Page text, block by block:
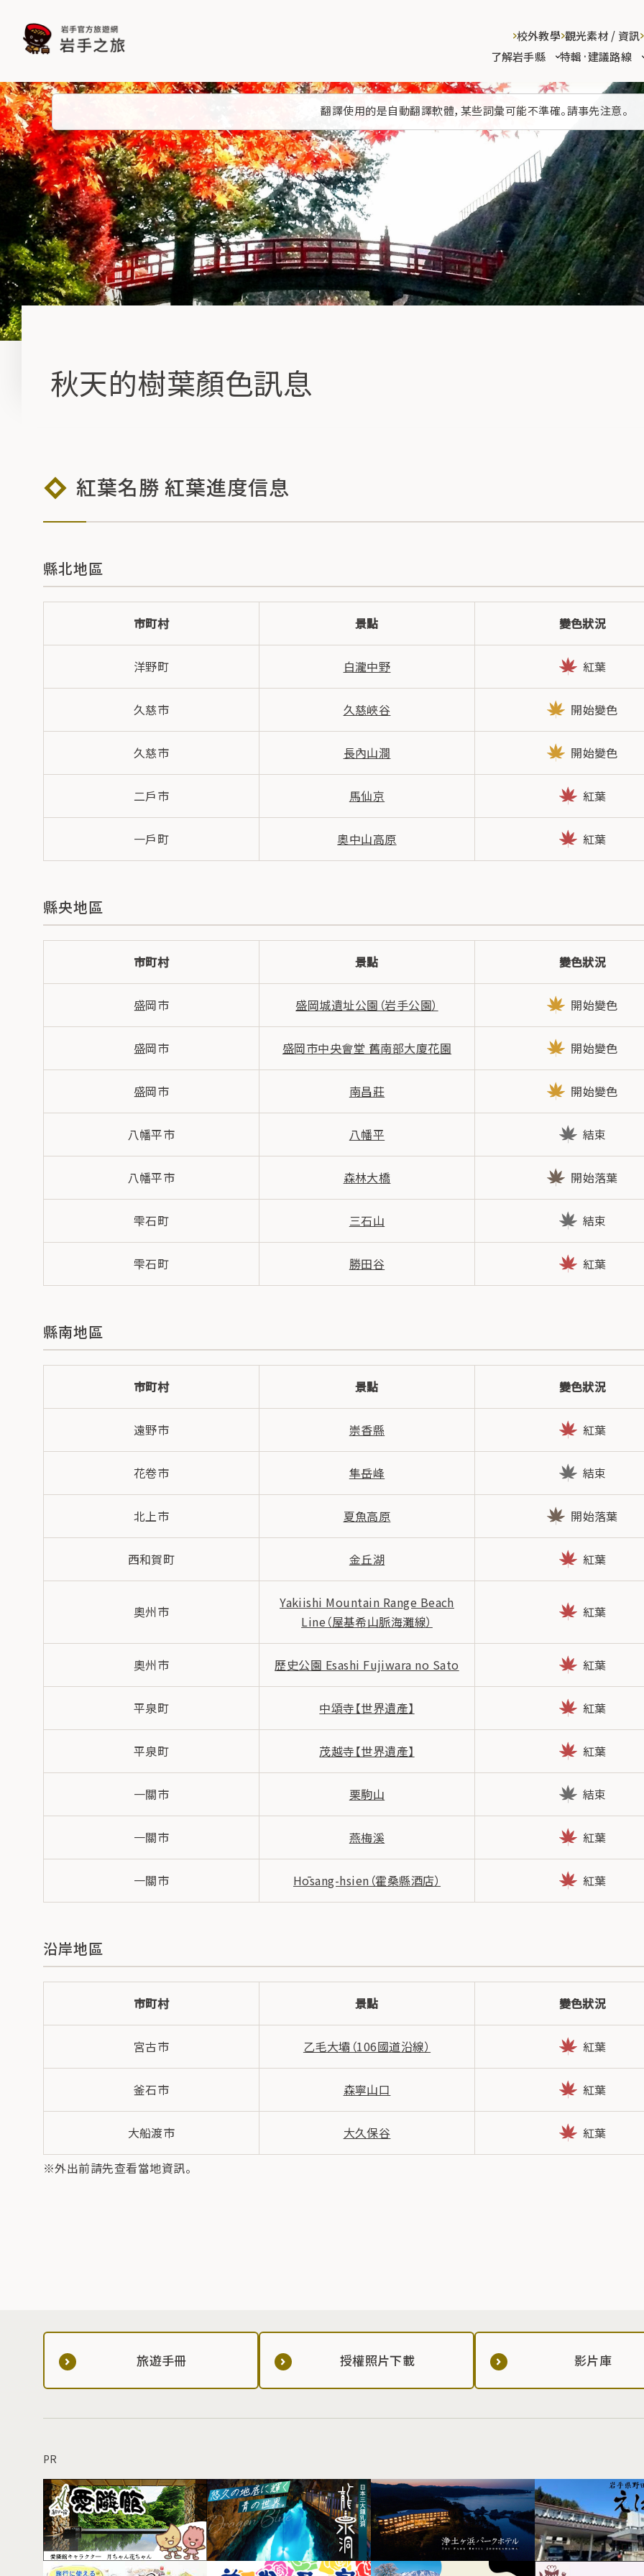
翻譯使用的是自動翻譯軟體，某些詞彙可能不準確。請事先注意。
了解岩手縣 特輯·建議路線
校外教學 觀光素材 / 資訊
秋天的樹葉顏色訊息
紅葉名勝 紅葉進度信息
縣北地區
市町村 景點 變色狀況
洋野町 白瀧中野 紅葉
久慈市 久慈峽谷 開始變色
久慈市 長內山澗 開始變色
二戶市 馬仙京 紅葉
一戶町 奧中山高原 紅葉
縣央地區
市町村 景點 變色狀況
盛岡市 盛岡城遺址公園（岩手公園） 開始變色
盛岡市 盛岡市中央會堂 舊南部大廈花園 開始變色
盛岡市 南昌莊 開始變色
八幡平市 八幡平 結束
八幡平市 森林大橋 開始落葉
雫石町 三石山 結束
雫石町 勝田谷 紅葉
縣南地區
市町村 景點 變色狀況
遠野市 崇香縣 紅葉
花卷市 隼岳峰 結束
北上市 夏魚高原 開始落葉
西和賀町 金丘湖 紅葉
奧州市
Yakiishi Mountain Range Beach
Line（屋基希山脈海灘線）
紅葉
奧州市 歷史公園 Esashi Fujiwara no Sato 紅葉
平泉町 中頌寺【世界遺產】 紅葉
平泉町 茂越寺【世界遺產】 紅葉
一關市 栗駒山 結束
一關市 燕梅溪 紅葉
一關市 Hōsang-hsien（霍桑縣酒店） 紅葉
沿岸地區
市町村 景點 變色狀況
宮古市 乙毛大壩（106國道沿線） 紅葉
釜石市 森寧山口 紅葉
大船渡市 大久保谷 紅葉
※外出前請先查看當地資訊。
旅遊手冊 授權照片下載 影片庫
PR